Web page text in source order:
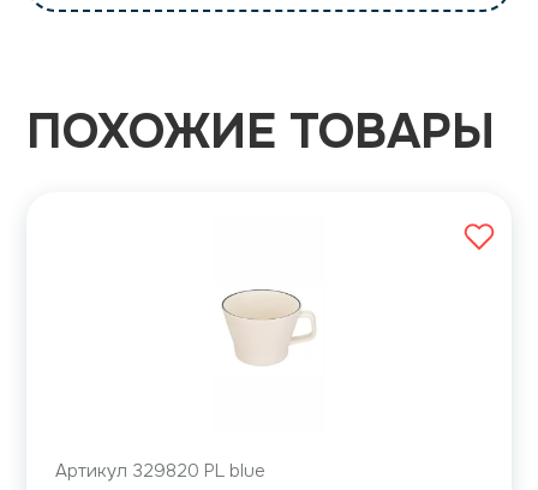
ПОХОЖИЕ ТОВАРЫ
Артикул 329820 PL blue